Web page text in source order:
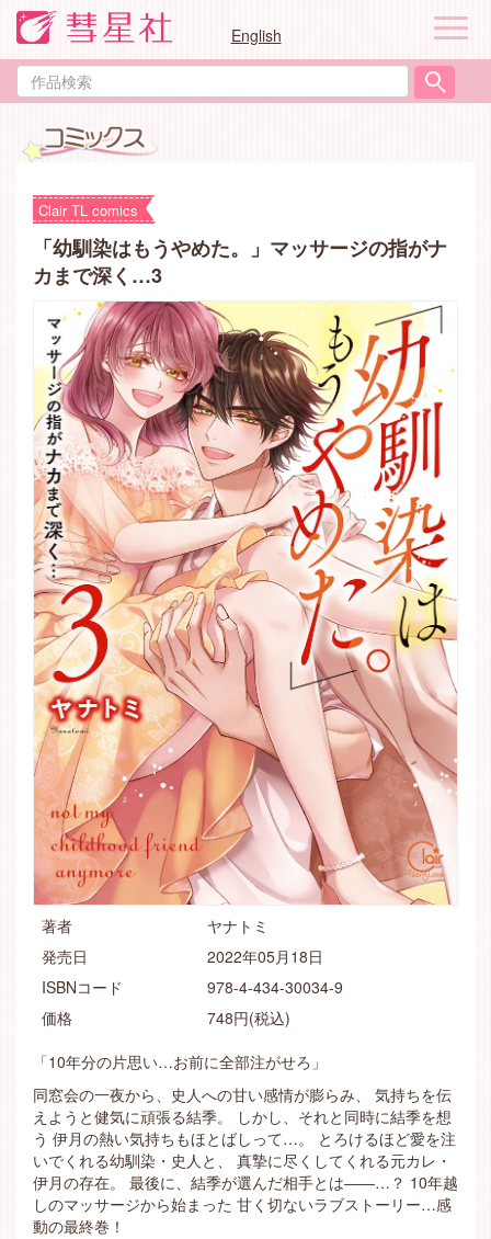
English
作
品
ナ
ゲ
ー
Clair TL comics
「幼馴染はもうやめた。」マッサージの指がナ
カまで深く…3
著者
ヤナトミ
発売日
2022年05月18日
ISBNコード
978-4-434-30034-9
価格
748円(税込)
「10年分の片思い…お前に全部注がせろ」
同窓会の一夜から、史人への甘い感情が膨らみ、 気持ちを伝
えようと健気に頑張る結季。 しかし、それと同時に結季を想
う 伊月の熱い気持ちもほとばしって…。 とろけるほど愛を注
いでくれる幼馴染・史人と、 真摯に尽くしてくれる元カレ・
伊月の存在。 最後に、結季が選んだ相手とは――…？ 10年越
しのマッサージから始まった 甘く切ないラブストーリー…感
動の最終巻！